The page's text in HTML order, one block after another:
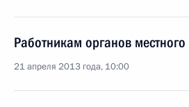
Работникам органов
21 апреля 2013 года, 10:00